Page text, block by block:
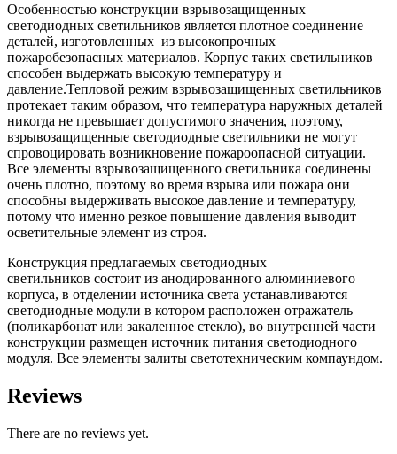
Особенностью конструкции взрывозащищенных
светодиодных светильников является плотное соединение
деталей, изготовленных из высокопрочных
пожаробезопасных материалов. Корпус таких светильников
способен выдержать высокую температуру и
давление.Тепловой режим взрывозащищенных светильников
протекает таким образом, что температура наружных деталей
никогда не превышает допустимого значения, поэтому,
взрывозащищенные светодиодные светильники не могут
спровоцировать возникновение пожароопасной ситуации.
Все элементы взрывозащищенного светильника соединены
очень плотно, поэтому во время взрыва или пожара они
способны выдерживать высокое давление и температуру,
потому что именно резкое повышение давления выводит
осветительные элемент из строя.
Конструкция предлагаемых светодиодных
светильников состоит из анодированного алюминиевого
корпуса, в отделении источника света устанавливаются
светодиодные модули в котором расположен отражатель
(поликарбонат или закаленное стекло), во внутренней части
конструкции размещен источник питания светодиодного
модуля. Все элементы залиты светотехническим компаундом.
Reviews
There are no reviews yet.